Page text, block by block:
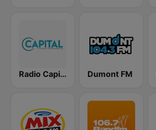
Radio Capital Dumont FM